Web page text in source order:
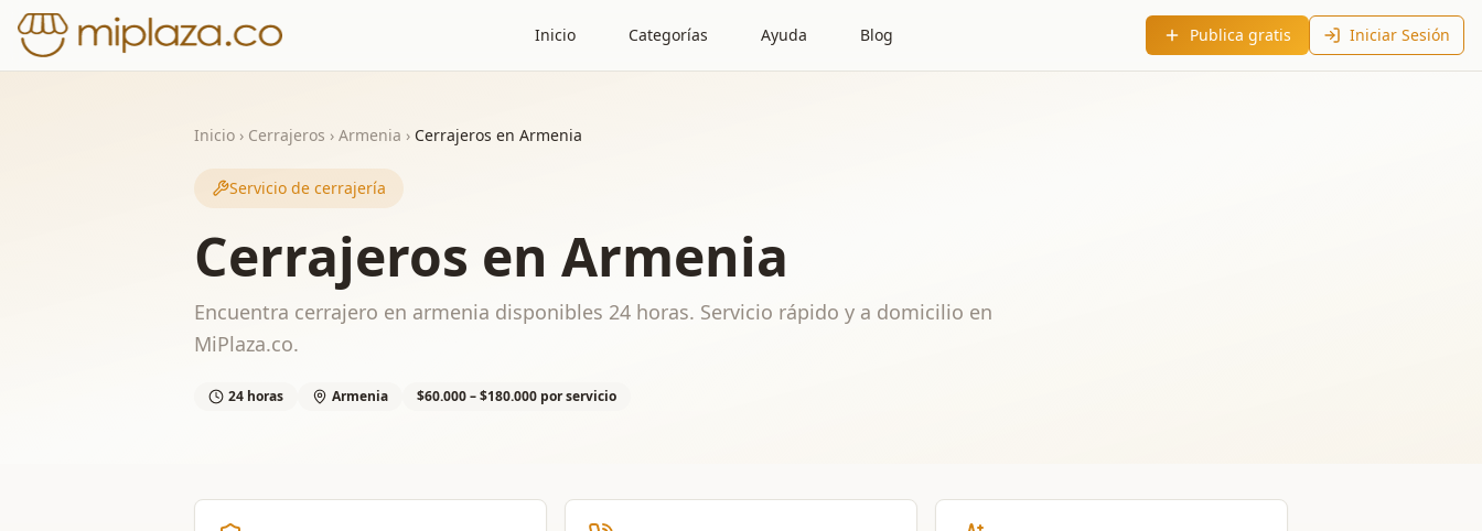
Inicio Categorías Ayuda Blog Publica gratis Iniciar Sesión
Inicio › Cerrajeros › Armenia › Cerrajeros en Armenia
Servicio de cerrajería
Cerrajeros en Armenia
Encuentra cerrajero en armenia disponibles 24 horas. Servicio rápido y a domicilio en
MiPlaza.co.
24 horas Armenia $60.000 – $180.000 por servicio